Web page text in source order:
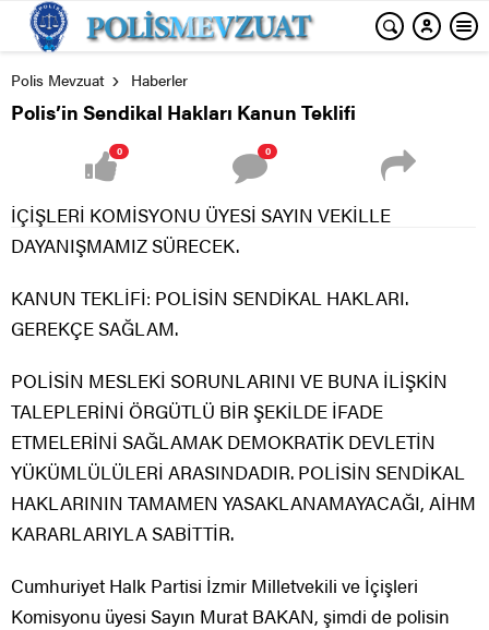
Polis Mevzuat Haberler
Polis’in Sendikal Hakları Kanun Teklifi
0 0
İÇİŞLERİ KOMİSYONU ÜYESİ SAYIN VEKİLLE
DAYANIŞMAMIZ SÜRECEK.
KANUN TEKLİFİ: POLİSİN SENDİKAL HAKLARI.
GEREKÇE SAĞLAM.
POLİSİN MESLEKİ SORUNLARINI VE BUNA İLİŞKİN
TALEPLERİNİ ÖRGÜTLÜ BİR ŞEKİLDE İFADE
ETMELERİNİ SAĞLAMAK DEMOKRATİK DEVLETİN
YÜKÜMLÜLÜLERİ ARASINDADIR. POLİSİN SENDİKAL
HAKLARININ TAMAMEN YASAKLANAMAYACAĞI, AİHM
KARARLARIYLA SABİTTİR.
Cumhuriyet Halk Partisi İzmir Milletvekili ve İçişleri
Komisyonu üyesi Sayın Murat BAKAN, şimdi de polisin